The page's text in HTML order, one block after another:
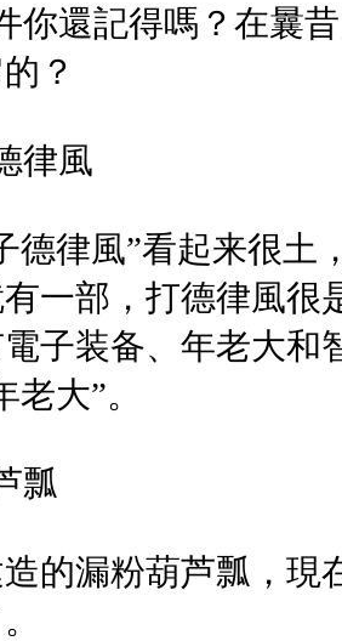
你還記得嗎？在曩
？
律風
德律風”看起来很
一部，打德律風很
子装备、年老大和
大”。
瓢
的漏粉葫芦瓢，現